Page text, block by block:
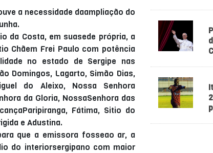
a necessidade daampliação do
da Costa, em suasede própria, a
Chãem Frei Paulo com potência
no estado de Sergipe nas
Domingos, Lagarto, Simão Dias,
do Aleixo, Nossa Senhora
da Gloria, NossaSenhora das
Fátima, Sitio do
e Adustina.
que a emissora fosseao ar, a
do interiorsergipano com maior